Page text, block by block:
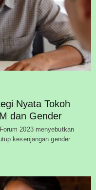
Nyata Tokoh
dan Gender
2023 menyebutkan
kesenjangan gender